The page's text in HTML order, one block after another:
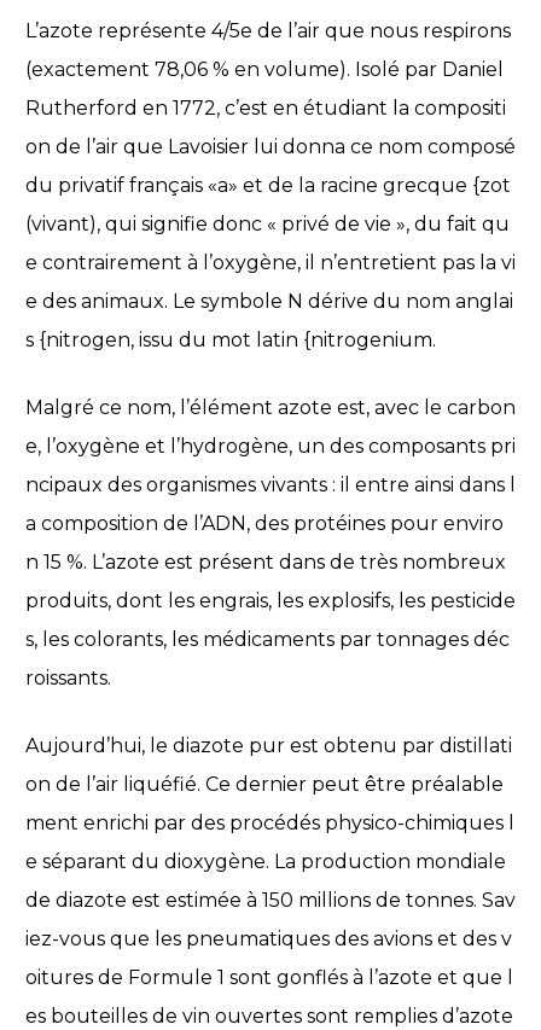
L’azote représente 4/5e de l’air que nous respirons
(exactement 78,06 % en volume). Isolé par Daniel
Rutherford en 1772, c’est en étudiant la compositi
on de l’air que Lavoisier lui donna ce nom composé
du privatif français «a» et de la racine grecque {zot
(vivant), qui signifie donc « privé de vie », du fait qu
e contrairement à l’oxygène, il n’entretient pas la vi
e des animaux. Le symbole N dérive du nom anglai
s {nitrogen, issu du mot latin {nitrogenium.
Malgré ce nom, l’élément azote est, avec le carbon
e, l’oxygène et l’hydrogène, un des composants pri
ncipaux des organismes vivants : il entre ainsi dans l
a composition de l’ADN, des protéines pour enviro
n 15 %. L’azote est présent dans de très nombreux
produits, dont les engrais, les explosifs, les pesticide
s, les colorants, les médicaments par tonnages déc
roissants.
Aujourd’hui, le diazote pur est obtenu par distillati
on de l’air liquéfié. Ce dernier peut être préalable
ment enrichi par des procédés physico-chimiques l
e séparant du dioxygène. La production mondiale
de diazote est estimée à 150 millions de tonnes. Sav
iez-vous que les pneumatiques des avions et des v
oitures de Formule 1 sont gonflés à l’azote et que l
es bouteilles de vin ouvertes sont remplies d’azote